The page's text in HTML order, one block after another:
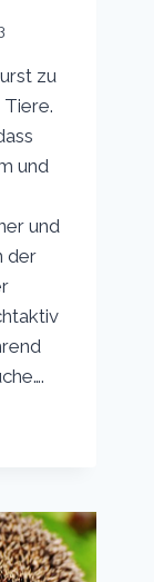
zu
und
und
der